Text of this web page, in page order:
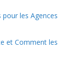
les Agences
et Comment les